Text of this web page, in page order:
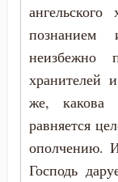
Бесы
Благодать
Благоразумие
Феофан
Филарет
познанием
неизбежно
хранителей
же, какова
равняется
ополчению.
Господь